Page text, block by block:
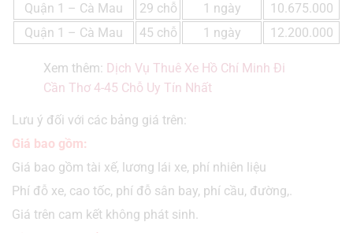
Quận 1 – Cà Mau
29 chỗ 1 ngày
10.675.000
Quận 1 – Cà Mau
45 chỗ 1 ngày 12.200.000
Xem thêm: Dịch Vụ Thuê Xe Hồ Chí Minh Đi
Cần Thơ 4-45 Chỗ Uy Tín Nhất
Lưu ý đối với các bảng giá trên:
Giá bao gồm:
Giá bao gồm tài xế, lương lái xe, phí nhiên liệu
Phí đỗ xe, cao tốc, phí đỗ sân bay, phí cầu, đường,.
Giá trên cam kết không phát sinh.